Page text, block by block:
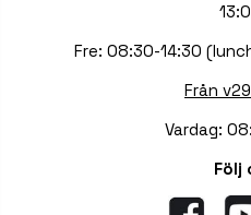
Fre: 08:30-14:30
Från
Vardag:
Följ